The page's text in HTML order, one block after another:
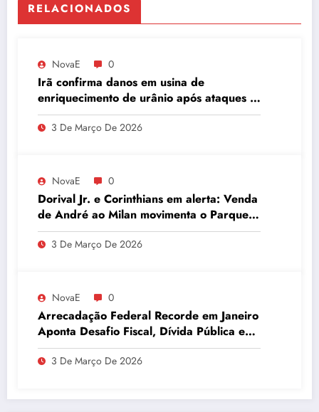
RELACIONADOS
NovaE 0
Irã confirma danos em usina de
enriquecimento de urânio após ataques e
embaixador evita detalhes sobre
quantidade de urânio enriquecido
3 De Março De 2026
NovaE 0
Dorival Jr. e Corinthians em alerta: Venda
de André ao Milan movimenta o Parque
São Jorge
3 De Março De 2026
NovaE 0
Arrecadação Federal Recorde em Janeiro
Aponta Desafio Fiscal, Dívida Pública e
Inadimplência no Agro
3 De Março De 2026